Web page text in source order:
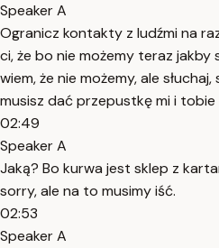
Speaker A
Ogranicz kontakty z ludźmi na
ci, że bo nie możemy teraz jakby
wiem, że nie możemy, ale słuchaj,
musisz dać przepustkę mi i tobie
02:49
Speaker A
Jaką? Bo kurwa jest sklep z
sorry, ale na to musimy iść.
02:53
Speaker A